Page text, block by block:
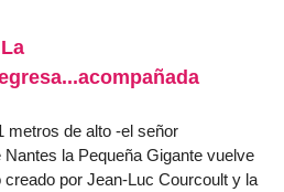
metros de alto -el señor
la Pequeña Gigante vuelve
por Jean-Luc Courcoult y la